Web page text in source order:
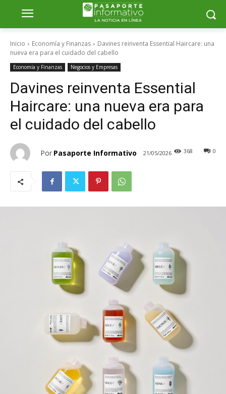
Inicio Economía y Finanzas
Davines reinventa Essential Haircare: una
nueva era para el cuidado del cabello
Economía y Finanzas Negocios y Empresas
Davines reinventa Essential
Haircare: una nueva era para
el cuidado del cabello
Por Pasaporte Informativo 21/05/2026 0
368